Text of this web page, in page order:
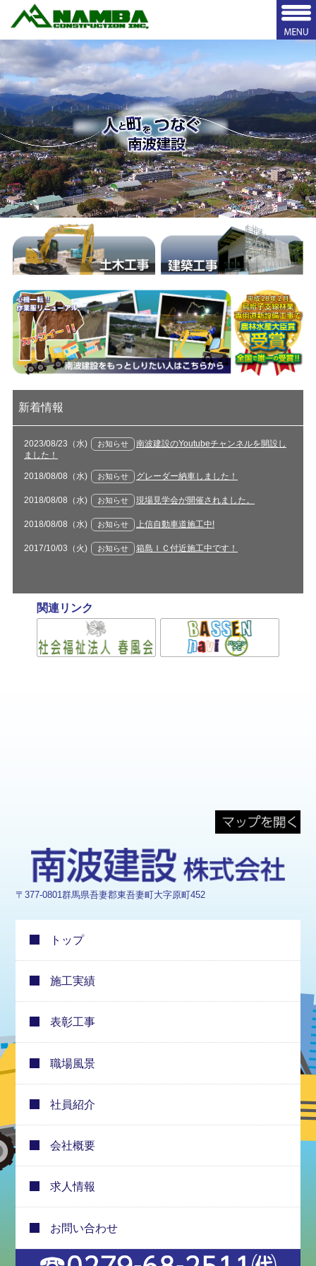
新着情報
2023/08/23（水) お知らせ
南波建設のYoutubeチャンネルを開設し
ました！
2018/08/08（水) お知らせ グレーダー納車しました！
2018/08/08（水) お知らせ 現場見学会が開催されました。
2018/08/08（水) お知らせ 上信自動車道施工中!
2017/10/03（火) お知らせ 箱島ＩＣ付近施工中です！
関連リンク
〒377-0801群馬県吾妻郡東吾妻町大字原町452
トップ
施工実績
表彰工事
職場風景
社員紹介
会社概要
求人情報
お問い合わせ